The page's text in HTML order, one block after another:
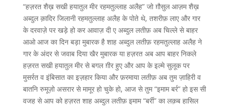
“हज़रत शैख़ सखी हयातुल मीर रहमतुल्लाह अलैह” जो ग़ौसुल आज़म शैख़
अब्दुल क़ादिर जिलानी रहमतुल्लाह अलैह के पोते थे, तशरीफ़ लाए और गार
के दरवाज़े पर खड़े हो कर आवाज़ दी ए अब्दुल लतीफ़ अब चिल्ले से बाहर
आओ आज का दिन बड़ा मुबारक है शाह अब्दुल लतीफ़ रहमतुल्लाह अलैह ने
गार के अंदर से जवाब दिया खैर मुबारक या हज़रत अब आप बाहर निकले
हज़रत सखी हयातुल मीर से बगल ग़ीर हुए और आप के इल्मे सुलूक पर
मुसर्रत व इंबिसात का इज़हार किया और फ़रमाया लतीफ़ अब तुम ज़ाहिरी व
बातनि रुमूज़ो असरार से मामूर हो चुके हो, आज से तुम “इमाम बर्र” हो इस सी
वजह से आप को हज़रत शाह अब्दुल लतीफ़ इमाम “बर्री” का लक़ब हासिल